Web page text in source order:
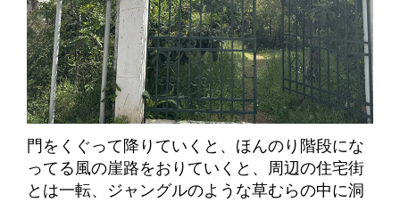
門をくぐって降りていくと、ほんのり階段にな
ってる風の崖路をおりていくと、周辺の住宅街
とは一転、ジャングルのような草むらの中に洞